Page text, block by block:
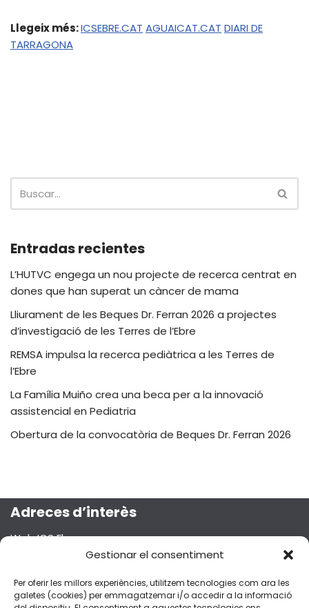
Gestionar el consentiment
Per oferir les millors experiències, utilitzem tecnologies com ara les
galetes (cookies) per emmagatzemar i/o accedir a la informació
Llegeix més:ICSEBRE.CAT AGUAICAT.CAT DIARI DE
TARRAGONA
Entradas recientes
L’HUTVC engega un nou projecte de recerca centrat en
dones que han superat un càncer de mama
Lliurament de les Beques Dr. Ferran 2026 a projectes
d’investigació de les Terres de l’Ebre
REMSA impulsa la recerca pediàtrica a les Terres de
l’Ebre
La Família Muiño crea una beca per a la innovació
assistencial en Pediatria
Obertura de la convocatòria de Beques Dr. Ferran 2026
Adreces d’interès
Web ICS Ebre
Projecte Emma
Segueix-nos a les xarxes socials!